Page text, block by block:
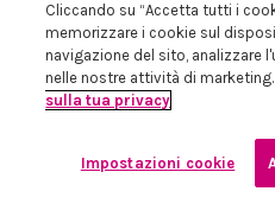
HarperCollins Italia S.p.A.
Cod. Fiscale e P.IVA
Iscritta in Milano al Registro delle
Cliccando su “Accetta tutti i
memorizzare i cookie sul
navigazione del sito, analizzare
nelle nostre attività di marketing.
sulla tua privacy
Impostazioni cookie